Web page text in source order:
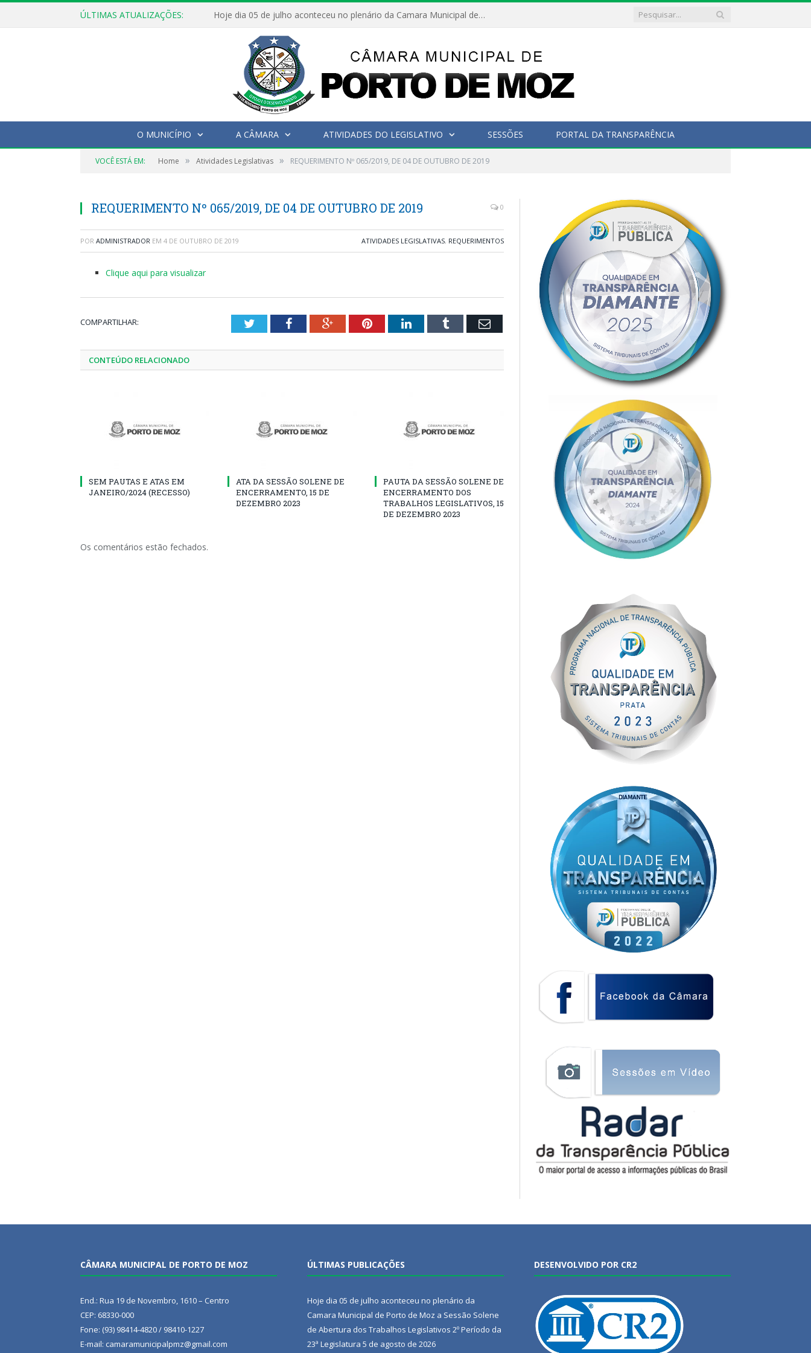
ÚLTIMAS ATUALIZAÇÕES: Hoje dia 05 de julho aconteceu no plenário da Camara Municipal de Porto de Moz a Sessão Solene de Abertura dos Trabalhos Legislativos 2º Período da 23ª Legislatura
O MUNICÍPIO A CÂMARA ATIVIDADES DO LEGISLATIVO SESSÕES PORTAL DA TRANSPARÊNCIA
VOCÊ ESTÁ EM: Home » Atividades Legislativas » REQUERIMENTO Nº 065/2019, DE 04 DE OUTUBRO DE 2019
REQUERIMENTO Nº 065/2019, DE 04 DE OUTUBRO DE 2019 0
POR ADMINISTRADOR EM 4 DE OUTUBRO DE 2019 ATIVIDADES LEGISLATIVAS, REQUERIMENTOS
Clique aqui para visualizar
COMPARTILHAR: TwitterFacebookGoogle+PinterestLinkedInTumblr Email
CONTEÚDO RELACIONADO
SEM PAUTAS E ATAS EM
JANEIRO/2024 (RECESSO)
ATA DA SESSÃO SOLENE DE
ENCERRAMENTO, 15 DE
DEZEMBRO 2023
PAUTA DA SESSÃO SOLENE DE
ENCERRAMENTO DOS
TRABALHOS LEGISLATIVOS, 15
DE DEZEMBRO 2023
Os comentários estão fechados.
CÂMARA MUNICIPAL DE PORTO DE MOZ
End.: Rua 19 de Novembro, 1610 – Centro
CEP: 68330-000
Fone: (93) 98414-4820 / 98410-1227
E-mail: camaramunicipalpmz@gmail.com
ÚLTIMAS PUBLICAÇÕES
Hoje dia 05 de julho aconteceu no plenário da
Camara Municipal de Porto de Moz a Sessão Solene
de Abertura dos Trabalhos Legislativos 2º Período da
23ª Legislatura 5 de agosto de 2026
DESENVOLVIDO POR CR2